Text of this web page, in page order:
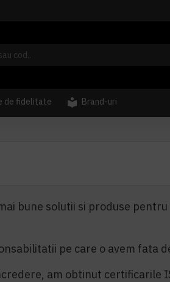
de fidelitate Brand-uri
bune solutii si produse
pe care o avem fata
am obtinut certificarile